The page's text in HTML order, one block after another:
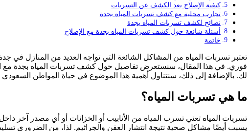
كيفية الإصلاح بعد الكشف عن التسربات
تجارب محلية مع كشف تسربات المياه بجدة
نصائح لكشف تسربات المياه بجدة
أسئلة شائعة حول كشف تسربات المياه بجدة مع الإصلاح
خاتمة
تعتبر تسربات المياه من المشاكل الشائعة التي تواجه العديد من المنازل في
فوري. في هذا المقال، سنستعرض تفاصيل حول كشف تسربات المياه بجدة مع
لك. بالإضافة إلى ذلك، سنتناول أهمية هذا الموضوع في حياة المواطن
ما هي تسربات المياه؟
تسربات المياه تعني تسرب المياه من الأنابيب أو الخزانات أو أي مصدر آخر
يسبب أيضًا مشاكل صحية نتيجة انتشار العفن والجراثيم. لذا، من الضروري